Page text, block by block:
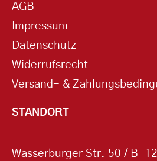
AGB
Impressum
Datenschutz
Widerrufsrecht
Versand- &
STANDORT
Wasserburger Str. 50 / B-